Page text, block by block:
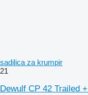
sadilica za krumpir
21
Dewulf CP 42 Trailed